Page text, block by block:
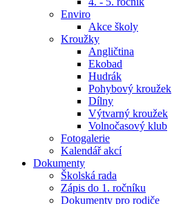
Enviro
Akce školy
Kroužky
Angličtina
Ekobad
Hudrák
Pohybový kroužek
Dílny
Výtvarný kroužek
Volnočasový klub
Fotogalerie
Kalendář akcí
Dokumenty
Školská rada
Zápis do 1. ročníku
Dokumenty pro rodiče